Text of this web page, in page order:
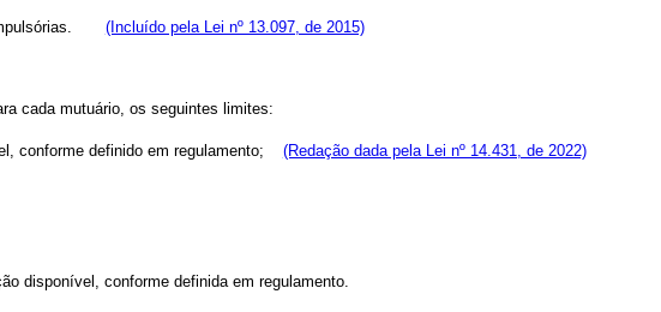
(Incluído pela Lei nº 13.097, de 2015)
cada mutuário, os seguintes limites:
conforme definido em regulamento; (Redação dada pela Lei nº 14.431, de 2022)
disponível, conforme definida em regulamento.